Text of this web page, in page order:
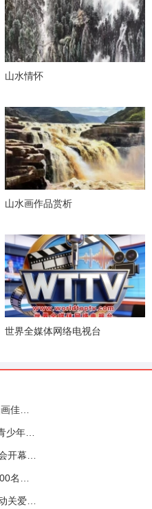
山水情怀
山水画作品赏析
世界全媒体网络电视台